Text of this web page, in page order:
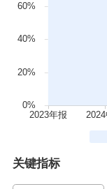
关键指标